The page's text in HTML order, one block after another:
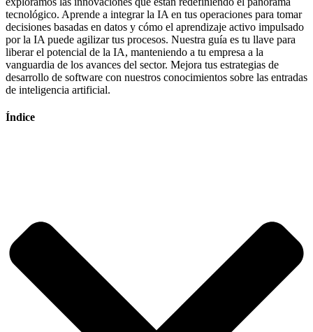
tecnológico. Aprende a integrar la IA en tus operaciones para tomar
decisiones basadas en datos y cómo el aprendizaje activo impulsado
por la IA puede agilizar tus procesos. Nuestra guía es tu llave para
liberar el potencial de la IA, manteniendo a tu empresa a la
vanguardia de los avances del sector. Mejora tus estrategias de
desarrollo de software con nuestros conocimientos sobre las entradas
de inteligencia artificial.
Índice